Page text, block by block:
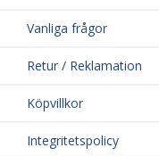
Vanliga frågor
Retur / Reklamation
Köpvillkor
Integritetspolicy